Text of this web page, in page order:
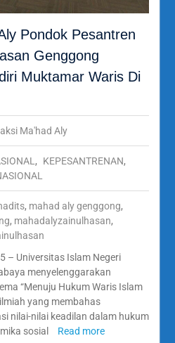
Pondok Pesantren
Genggong
Muktamar Waris Di
Ma'had Aly
, KEPESANTRENAN,
, mahad aly genggong,
, mahadalyzainulhasan,
– Universitas Islam Negeri
menyelenggarakan
“Menuju Hukum Waris Islam
yang membahas
nilai-nilai keadilan dalam hukum
sosial
Read more